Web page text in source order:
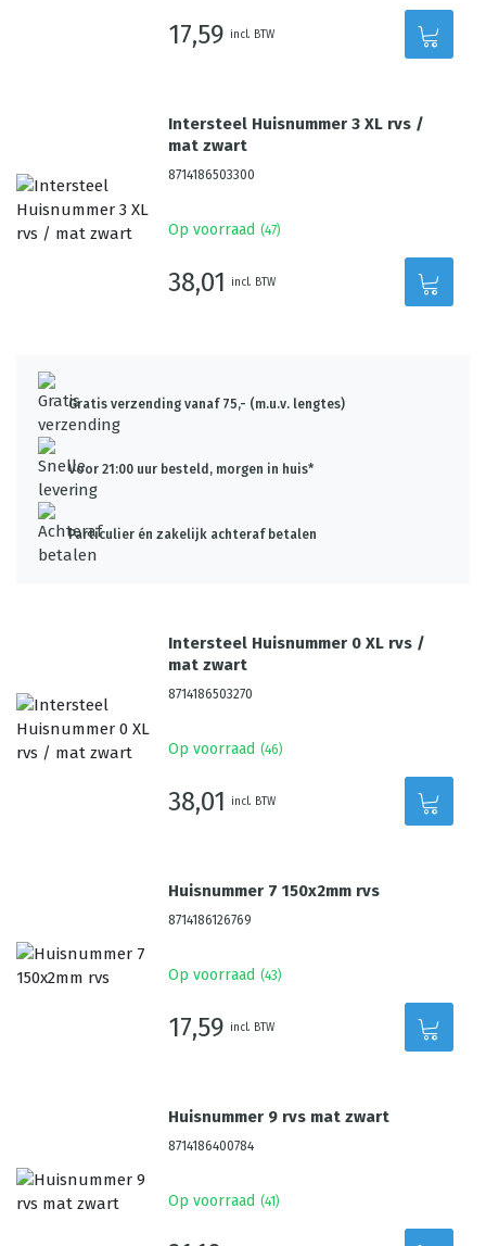
17,59 incl. BTW
Intersteel Huisnummer 3 XL rvs /
mat zwart
8714186503300
Op voorraad (47)
38,01 incl. BTW
Gratis verzending vanaf 75,- (m.u.v. lengtes)
Voor 21:00 uur besteld, morgen in huis*
Particulier én zakelijk achteraf betalen
Intersteel Huisnummer 0 XL rvs /
mat zwart
8714186503270
Op voorraad (46)
38,01 incl. BTW
Huisnummer 7 150x2mm rvs
8714186126769
Op voorraad (43)
17,59 incl. BTW
Huisnummer 9 rvs mat zwart
8714186400784
Op voorraad (41 )